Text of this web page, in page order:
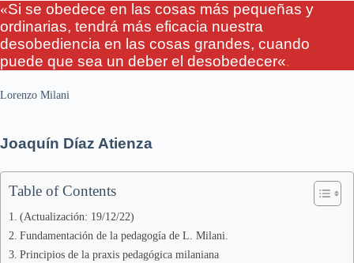
«Si se obedece en las cosas más pequeñas y
ordinarias, tendrá más eficacia nuestra
desobediencia en las cosas grandes, cuando
puede que sea un deber el desobedecer«.
Lorenzo Milani
Joaquín Díaz Atienza
Table of Contents
(Actualización: 19/12/22)
Fundamentación de la pedagogía de L. Milani.
Principios de la praxis pedagógica milaniana